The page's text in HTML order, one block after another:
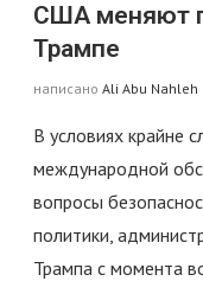
США меняют
Трампе
написано Ali Abu Nahleh
В условиях крайне
международной
вопросы
политики,
Трампа с момента